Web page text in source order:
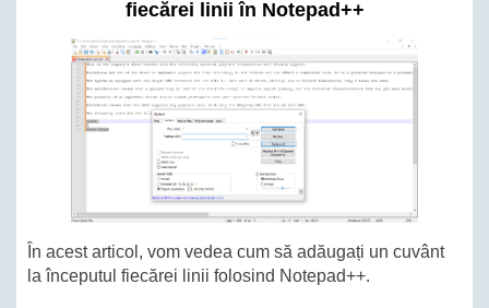
fiecărei linii în Notepad++
În acest articol, vom vedea cum să adăugați un cuvânt
la începutul fiecărei linii folosind Notepad++.